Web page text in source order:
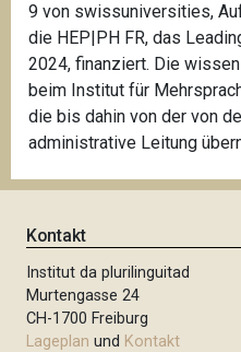
9 von swissuniversities,
die HEP|PH FR, das
2024, finanziert. Die
beim Institut für
die bis dahin von der von
administrative Leitung
Kontakt
Institut da plurilinguitad
Murtengasse 24
CH-1700 Freiburg
Lageplan und Kontakt